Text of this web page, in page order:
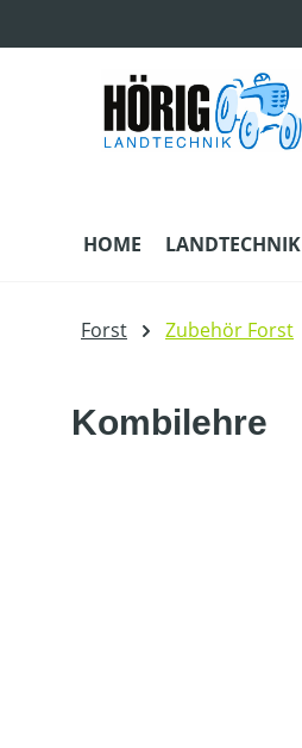
HOME LANDTECHNIK
Forst Zubehör Forst
Kombilehre